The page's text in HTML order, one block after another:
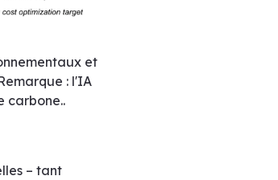
et
: l'IA
carbone..
– tant